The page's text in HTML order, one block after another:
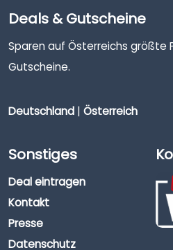
Deals & Gutscheine
Sparen auf Österreichs größte
Gutscheine.
Deutschland | Österreich
Sonstiges
Deal eintragen
Kontakt
Presse
Datenschutz